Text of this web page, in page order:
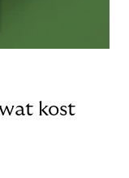
kost